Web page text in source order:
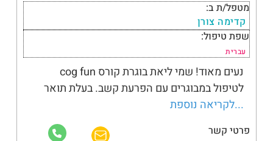
מטפל/ת ב:
קדימה צורן
שפת טיפול:
עברית
נעים מאוד! שמי ליאת בוגרת קורס cog fun
לטיפול במבוגרים עם הפרעת קשב. בעלת תואר
...לקריאה נוספת
פרטי קשר